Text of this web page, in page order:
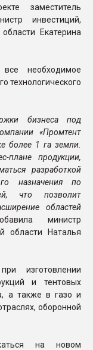
заместитель
инвестиций,
Екатерина
все необходимое
технологического
бизнеса под
«Промтент
более 1 га земли.
плане продукции,
разработкой
назначения по
что позволит
областей
министр
области Наталья
изготовлении
и тентовых
а также в газо и
оборонной
на новом